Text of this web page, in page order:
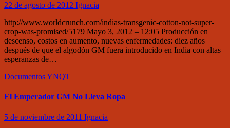
22 de agosto de 2012 Ignacia
http://www.worldcrunch.com/indias-transgenic-cotton-not-super-
crop-was-promised/5179 Mayo 3, 2012 – 12:05 Producción en
descenso, costos en aumento, nuevas enfermedades: diez años
después de que el algodón GM fuera introducido en India con altas
esperanzas de…
DocumentosYNQT
El Emperador GM No Lleva Ropa
5 de noviembre de 2011 Ignacia